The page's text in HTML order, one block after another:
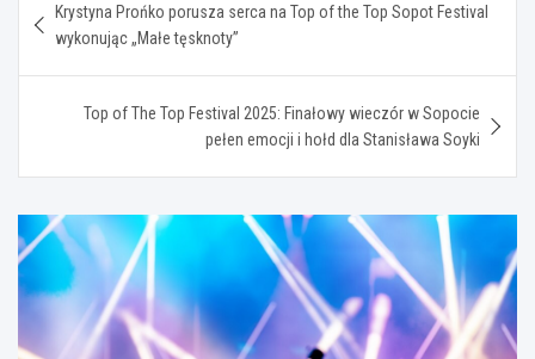
wpisu
Krystyna Prońko porusza serca na Top of the Top Sopot Festival
wykonując „Małe tęsknoty”
Top of The Top Festival 2025: Finałowy wieczór w Sopocie
pełen emocji i hołd dla Stanisława Soyki